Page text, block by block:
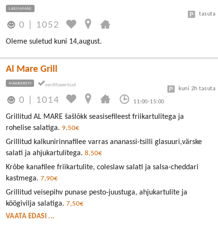
LASNAMÄE
0 1052
tasuta
Oleme suletud kuni 14,august.
Al Mare Grill
HAABERSTI
0 1014 11:00-15:00
kuni 2h tasuta
Grillitud AL MARE šašlõkk seasisefileest friikartulitega ja
rohelise salatiga. 9,50€
Grillitud kalkunirinnafilee varras ananassi-tsilli glasuuri,värske
salati ja ahjukartulitega. 8,50€
Krõbe kanafilee friikartulite, coleslaw salati ja salsa-cheddari
kastmega. 7,90€
Grillitud veisepihv punase pesto-juustuga, ahjukartulite ja
köögivilja salatiga. 7,50€
VAATA EDASI ...